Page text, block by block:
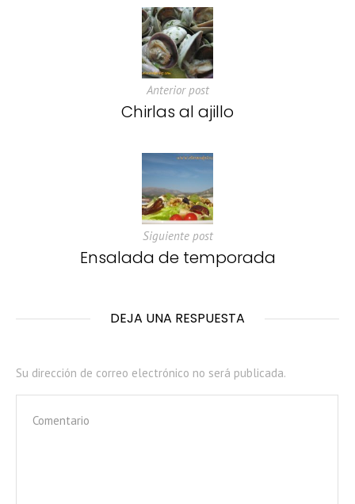
Anterior post
Chirlas al ajillo
Siguiente post
Ensalada de temporada
DEJA UNA RESPUESTA
Su dirección de correo electrónico no será publicada.